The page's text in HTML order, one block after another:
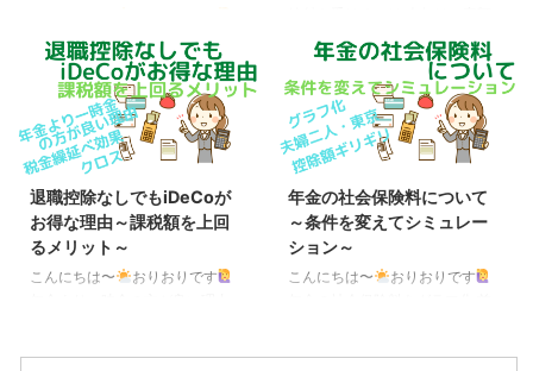
かる（給 ...
間で選ぶことができます。 受取
...
WPP戦略とは 人生100年時代、
そして少子高齢化が進む今、年金
は重要なテーマです。 その解決
策として、国が提唱しているのが
「WPP戦略」です。 Wは「長く
働く（Work Longer）」、1つ目
Pensions）」、2つ目のPは「公
的年金（Public Pensions）」を
意味しています。 野球の継投に
例えた、こちらの表現が分かりや
減税（と調整給付金）があったこ
とが話題となりましたが、その裏
でこれ以上の給付が毎年のように
行われています。 それは、住民
税非課税世帯に対してのみ行われ
るものです。 このように、今年
も1世帯あたり7万円＋子供1人あ
たり5万円の給付（昨年も3万円
の給付）がありました。 住民税
非課税世帯の方へ 世帯主に1世帯
あたり７万円と18歳以下の児童１
退職控除なしでもiDeCoが
お得な理由～課税額を上回
るメリット～
こんにちは〜
おりおりです
年金の社会保険料について
～条件を変えてシミュレー
ション～
こんにちは〜
おりおりです